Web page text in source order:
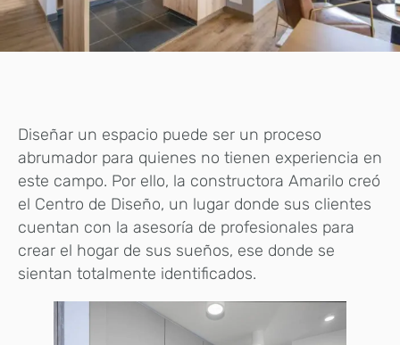
Diseñar un espacio puede ser un proceso
abrumador para quienes no tienen experiencia en
este campo. Por ello, la constructora Amarilo creó
el Centro de Diseño, un lugar donde sus clientes
cuentan con la asesoría de profesionales para
crear el hogar de sus sueños, ese donde se
sientan totalmente identificados.